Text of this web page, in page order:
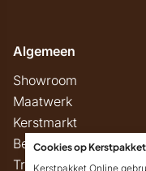
Algemeen
Showroom
Maatwerk
Kerstmarkt
Belastingregels
Track & Trace
Cookies op
Kerstpakket Online